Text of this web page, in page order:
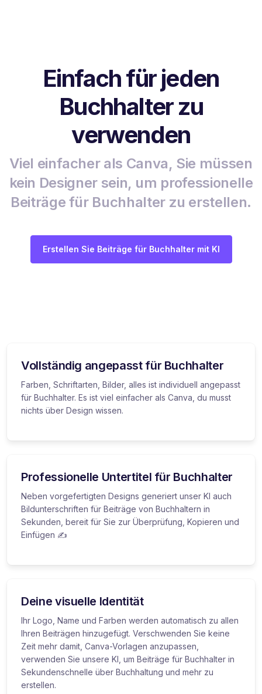
Einfach für jeden
Buchhalter zu
verwenden
Viel einfacher als Canva, Sie müssen
kein Designer sein, um professionelle
Beiträge für Buchhalter zu erstellen.
Erstellen Sie Beiträge für Buchhalter mit KI
Vollständig angepasst für Buchhalter
Farben, Schriftarten, Bilder, alles ist individuell angepasst
für Buchhalter. Es ist viel einfacher als Canva, du musst
nichts über Design wissen.
Professionelle Untertitel für Buchhalter
Neben vorgefertigten Designs generiert unser KI auch
Bildunterschriften für Beiträge von Buchhaltern in
Sekunden, bereit für Sie zur Überprüfung, Kopieren und
Einfügen ✍️
Deine visuelle Identität
Ihr Logo, Name und Farben werden automatisch zu allen
Ihren Beiträgen hinzugefügt. Verschwenden Sie keine
Zeit mehr damit, Canva-Vorlagen anzupassen,
verwenden Sie unsere KI, um Beiträge für Buchhalter in
Sekundenschnelle über Buchhaltung und mehr zu
erstellen.